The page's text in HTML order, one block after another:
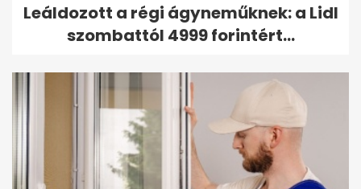
Leáldozott a régi ágyneműknek: a Lidl
szombattól 4999 forintért...